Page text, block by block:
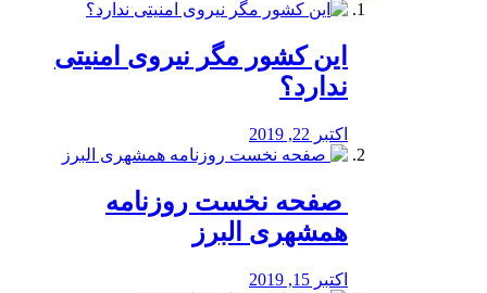
این کشور مگر نیروی امنیتی
ندارد؟
اکتبر 22, 2019
️ صفحه نخست روزنامه‌
همشهری البرز
اکتبر 15, 2019